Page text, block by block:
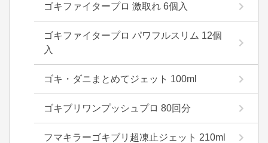
ゴキファイタープロ 激取れ 6個入
ゴキファイタープロ パワフルスリム 12個
入
ゴキ・ダニまとめてジェット 100ml
ゴキブリワンプッシュプロ 80回分
フマキラーゴキブリ超凍止ジェット 210ml